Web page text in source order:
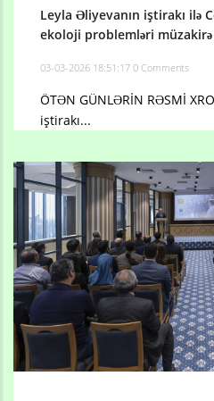
Leyla Əliyevanın iştirakı ilə
ekoloji problemləri müzakirə
03-03-2026 18:51:17 0 Comments
ÖTƏN GÜNLƏRİN RƏSMİ
iştirakı...